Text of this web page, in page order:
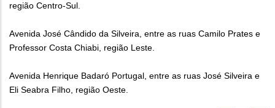
região Centro-Sul.
Avenida José Cândido da Silveira, entre as ruas Camilo Prates e
Professor Costa Chiabi, região Leste.
Avenida Henrique Badaró Portugal, entre as ruas José Silveira e
Eli Seabra Filho, região Oeste.